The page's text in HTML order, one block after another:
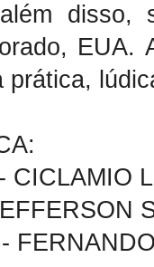
disso,
EUA.
prática,
CICLAMIO